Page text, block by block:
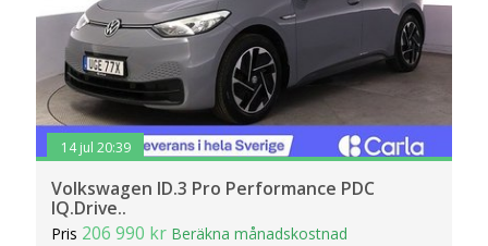
14 jul 20:39
Volkswagen ID.3 Pro Performance PDC
IQ.Drive..
Pris 206 990 kr Beräkna månadskostnad